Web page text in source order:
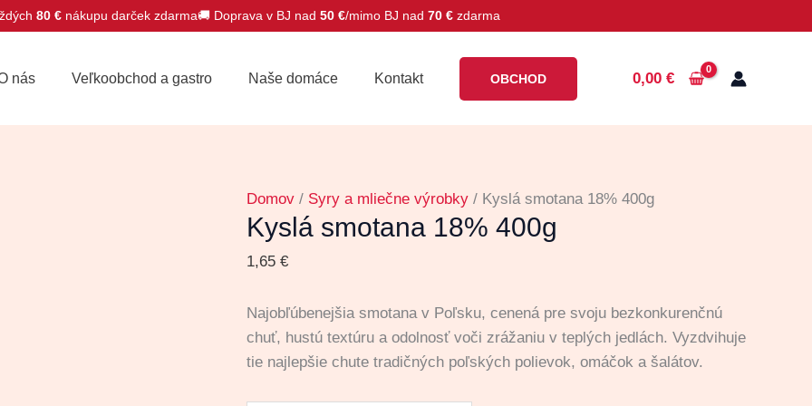
80 € nákupu darček zdarma🚚 Doprava v BJ nad 50 €/mimo BJ nad 70 € zdarma
nás Veľkoobchod a gastro Naše domáce Kontakt OBCHOD 0,00 €
Domov / Syry a mliečne výrobky / Kyslá smotana 18% 400g
Kyslá smotana 18% 400g
1,65 €
Najobľúbenejšia smotana v Poľsku, cenená pre svoju bezkonkurenčnú
chuť, hustú textúru a odolnosť voči zrážaniu v teplých jedlách. Vyzdvihuje
tie najlepšie chute tradičných poľských polievok, omáčok a šalátov.
Kyslá